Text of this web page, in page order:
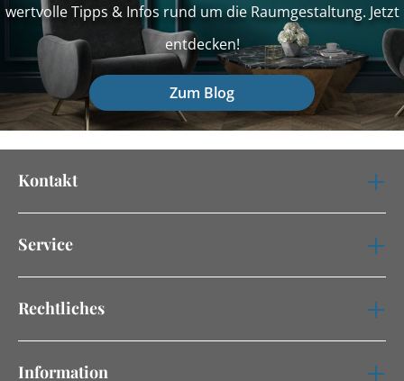
wertvolle Tipps & Infos rund um die Raumgestaltung. Jetzt
entdecken!
Zum Blog
Kontakt
Service
Rechtliches
Information